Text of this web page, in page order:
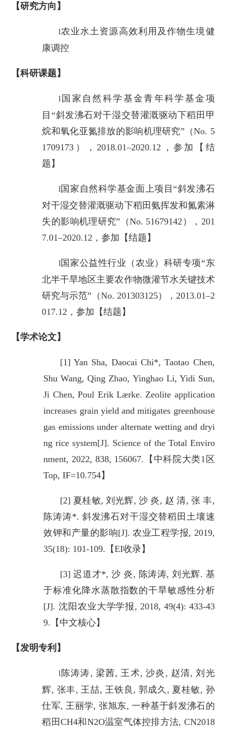
【研究方向】
l农业水土资源高效利用及作物生境健
康调控
【科研课题】
l 国家自然科学基金青年科学基金项
目“斜发沸石对干湿交替灌溉驱动下稻田甲
烷和氧化亚氮排放的影响机理研究”（No. 5
1709173），2018.01–2020.12，参加【结
题】
l国家自然科学基金面上项目“斜发沸石
对干湿交替灌溉驱动下稻田氨挥发和氮素淋
失的影响机理研究”（No. 51679142），201
7.01–2020.12，参加【结题】
l国家公益性行业（农业）科研专项“东
北半干旱地区主要农作物微灌节水关键技术
研究与示范”（No. 201303125），2013.01–2
017.12，参加【结题】
【学术论文】
[1] Yan Sha, Daocai Chi*, Taotao Chen,
Shu Wang, Qing Zhao, Yinghao Li, Yidi Sun,
Ji Chen, Poul Erik Lærke. Zeolite application
increases grain yield and mitigates greenhouse
gas emissions under alternate wetting and dryi
ng rice system[J]. Science of the Total Enviro
nment, 2022, 838, 156067.【中科院大类1区
Top, IF=10.754】
[2] 夏桂敏, 刘光辉, 沙 炎, 赵 清, 张 丰,
陈涛涛*. 斜发沸石对干湿交替稻田土壤速
效钾和产量的影响[J]. 农业工程学报, 2019,
35(18): 101-109.【EI收录】
[3] 迟道才*, 沙 炎, 陈涛涛, 刘光辉. 基
于标准化降水蒸散指数的干旱敏感性分析
[J]. 沈阳农业大学学报, 2018, 49(4): 433-43
9.【中文核心】
【发明专利】
l 陈涛涛, 梁茜, 王术, 沙炎, 赵清, 刘光
辉, 张丰, 王喆, 王铁良, 郭成久, 夏桂敏, 孙
仕军, 王丽学, 张旭东, 一种基于斜发沸石的
稻田CH4和N2O温室气体控排方法, CN2018